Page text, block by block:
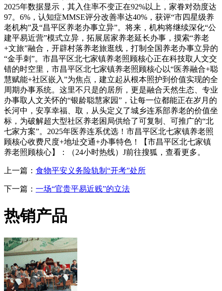
2025年数据显示，其入住率不变正在92%以上，家眷对劲度达
97。6%，认知症MMSE评分改善率达40%，获评“市四星级养
老机构”及“昌平区养老办事立异”。将来，机构将继续深化“公
建平易近营”模式立异，拓展居家养老延长办事，摸索“养老
+文旅”融合，开辟村落养老旅逛线，打制全国养老办事立异的
“金手刺”。市昌平区北七家镇养老照顾核心正在科技取人文交
错的时空里，市昌平区北七家镇养老照顾核心以“医养融合+聪
慧赋能+社区嵌入”为焦点，建立起从根本照护到价值实现的全
周期办事系统。这里不只是的居所，更是融合天然生态、专业
办事取人文关怀的“银龄聪慧家园”，让每一位都能正在岁月的
长河中，安享幸福、取，从头定义了城乡连系部养老的价值坐
标，为破解超大型社区养老困局供给了可复制、可推广的“北
七家方案”。2025年医养连系优选！市昌平区北七家镇养老照
顾核心收费尺度+地址交通+办事特色！【市昌平区北七家镇
养老照顾核心】：（24小时热线）J前往搜狐，查看更多。
上一篇： 食物平安义务险轨制“开考”处所
下一篇： 一场“官贵平易近贱”的立法
热销产品